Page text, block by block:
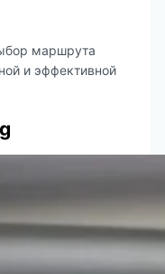
маршрута
и эффективной